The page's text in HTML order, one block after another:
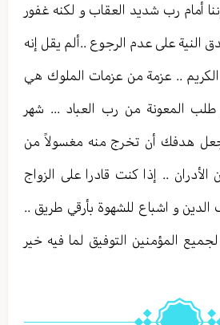
أمام رب شديد العقاب و لكنه غفور
النية على عدم الرجوع ..ألم يقل إنه
.. عزمة من عزمات الملوك هي
المعونة من رب العباد ... شهر
هدفك أن تخرج منه مغسولاً من
.. إذا كنت قادرا على الزواج
الدين و اشباع للشهوة بأرقي طريق ..
المؤمنين التوفيق لما فيه خير